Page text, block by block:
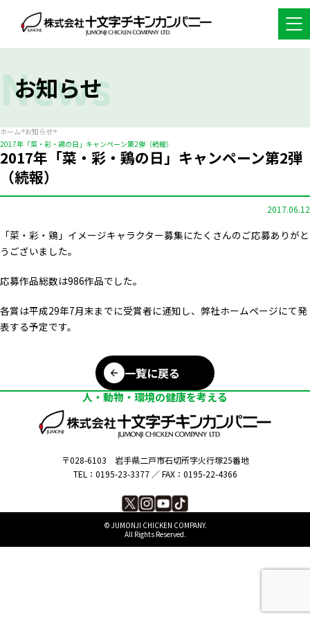
お知らせ
News
ホーム お知らせ
2017年「菜・彩・鶏の日」キャンペーン第2弾（続報）
2017年「菜・彩・鶏の日」キャンペーン第2弾
（続報）
2017.06.12
「菜・彩・鶏」イメージキャラクター募集にたくさんのご応募ありがと
うございました。
応募作品総数は986作品でした。
各賞は平成29年7月末までに受賞者に通知し、弊社ホームページにて発
表する予定です。
一覧に戻る
人・動物・環境の健康を考える
〒028-6103 岩手県二戸市石切所字火行塚25番地
TEL：0195-23-3377 ／FAX：0195-22-4366
©︎ JUMONJI CHICKEN COMPANY.
All Rights Reserved.